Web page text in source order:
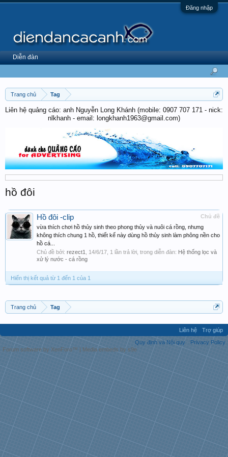
Đăng nhập
Trang chủ Tag
Liên hệ quảng cáo: anh Nguyễn Long Khánh (mobile: 0907 707 171 - nick:
nlkhanh - email: longkhanh1963@gmail.com)
hồ đôi
Chủ đề
Hồ đôi -clip
vừa thích chơi hồ thủy sinh theo phong thủy và nuôi cá rồng, nhưng
không thích chung 1 hồ, thiết kế này dùng hồ thủy sinh làm phông nền cho
hồ cá...
Chủ đề bởi: rezect1 14/6/17 , 1 lần trả lời, trong diễn đàn: Hệ thống lọc và
xử lý nước - cá rồng
Hiển thị kết quả từ 1 đến 1 của 1
Trang chủ Tag
Diễn đàn
Liên hệ
Trợ giúp
Quy định và Nội quy
Privacy Policy
Forum software by XenForo™ | Media embeds by s9e